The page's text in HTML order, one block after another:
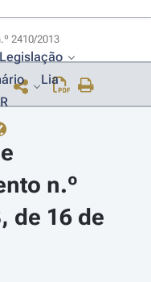
Legislação
Lia
n.º
de 16 de